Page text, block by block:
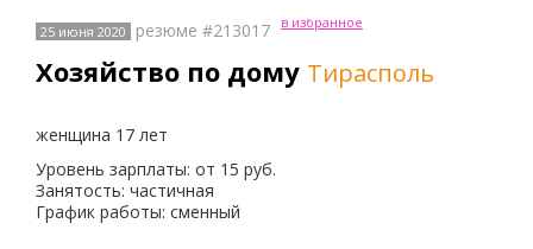
25 июня 2020 резюме #213017 в избранное
Хозяйство по дому Тирасполь
женщина 17 лет
Уровень зарплаты: от 15 руб.
Занятость: частичная
График работы: сменный